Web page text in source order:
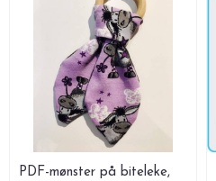
PDF-mønster på biteleke,